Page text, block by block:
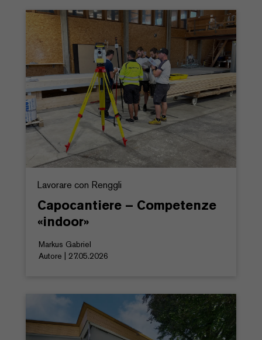
Lavorare con Renggli
Capocantiere – Competenze
«indoor»
Markus Gabriel
Autore | 27.05.2026